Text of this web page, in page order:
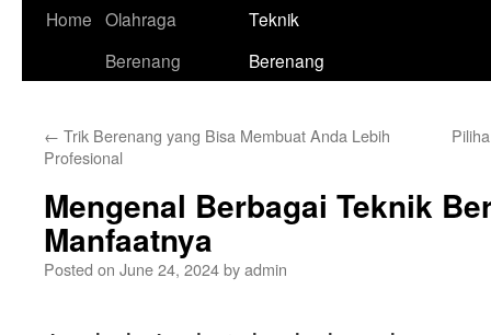
Home Olahraga
Berenang
Teknik
Berenang
← Trik Berenang yang Bisa Membuat Anda Lebih
Profesional
Mengenal Berbagai Teknik
Manfaatnya
Posted on June 24, 2024byadmin